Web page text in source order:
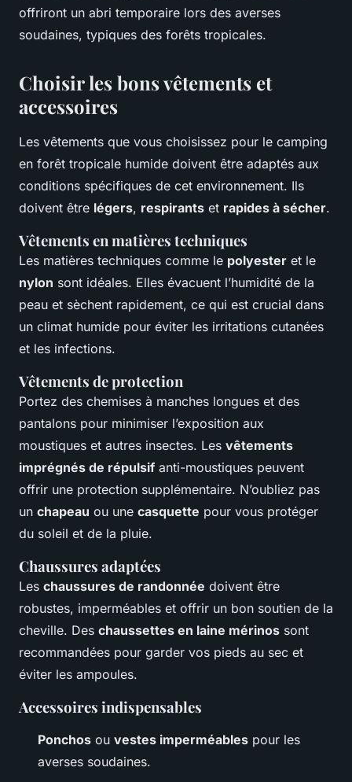
offriront un abri temporaire lors des averses
soudaines, typiques des forêts tropicales.
Choisir les bons vêtements et
accessoires
Les vêtements que vous choisissez pour le camping
en forêt tropicale humide doivent être adaptés aux
conditions spécifiques de cet environnement. Ils
doivent être légers, respirants et rapides à sécher.
Vêtements en matières techniques
Les matières techniques comme le polyester et le
nylon sont idéales. Elles évacuent l’humidité de la
peau et sèchent rapidement, ce qui est crucial dans
un climat humide pour éviter les irritations cutanées
et les infections.
Vêtements de protection
Portez des chemises à manches longues et des
pantalons pour minimiser l’exposition aux
moustiques et autres insectes. Les vêtements
imprégnés de répulsif anti-moustiques peuvent
offrir une protection supplémentaire. N’oubliez pas
un chapeau ou une casquette pour vous protéger
du soleil et de la pluie.
Chaussures adaptées
Les chaussures de randonnée doivent être
robustes, imperméables et offrir un bon soutien de la
cheville. Des chaussettes en laine mérinos sont
recommandées pour garder vos pieds au sec et
éviter les ampoules.
Accessoires indispensables
Ponchos ou vestes imperméables pour les
averses soudaines.